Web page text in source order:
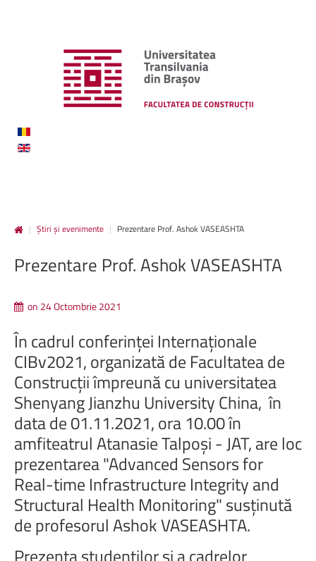
| Știri și evenimente | Prezentare Prof. Ashok VASEASHTA
Prezentare Prof.AshokVASEASHTA
on 24 Octombrie 2021
Încadrul conferinței Internaționale
CIBv2021,organizatăde Facultateade
Construcțiiîmpreunăcu universitatea
ShenyangJianzhu UniversityChina, în
datade01.11.2021,ora10.00în
amfiteatrulAtanasieTalpoși-JAT,areloc
prezentarea"Advanced Sensorsfor
Real-time Infrastructure Integrityand
Structural Health Monitoring"susținută
deprofesorulAshokVASEASHTA.
Prezențastudențilorșiacadrelor